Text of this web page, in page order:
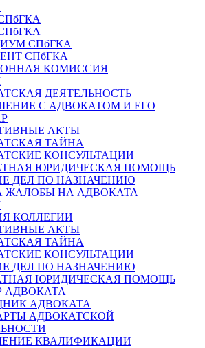
СПбГКА
СПбГКА
КОМИССИЯ
ДЕЯТЕЛЬНОСТЬ
С АДВОКАТОМ И ЕГО
АКТЫ
ТАЙНА
КОНСУЛЬТАЦИИ
ЮРИДИЧЕСКАЯ ПОМОЩЬ
ДЕЛ ПО НАЗНАЧЕНИЮ
ЖАЛОБЫ НА АДВОКАТА
КОЛЛЕГИИ
АКТЫ
ТАЙНА
КОНСУЛЬТАЦИИ
ДЕЛ ПО НАЗНАЧЕНИЮ
ЮРИДИЧЕСКАЯ ПОМОЩЬ
АДВОКАТА
АДВОКАТА
АДВОКАТСКОЙ
КВАЛИФИКАЦИИ